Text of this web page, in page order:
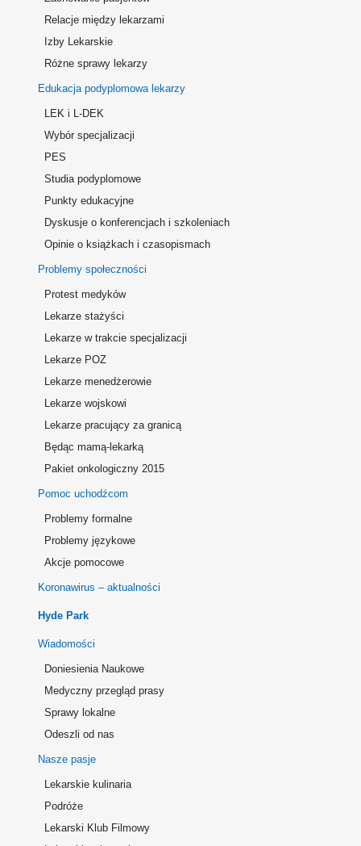
Relacje między lekarzami
Izby Lekarskie
Różne sprawy lekarzy
Edukacja podyplomowa lekarzy
LEK i L-DEK
Wybór specjalizacji
PES
Studia podyplomowe
Punkty edukacyjne
Dyskusje o konferencjach i szkoleniach
Opinie o książkach i czasopismach
Problemy społeczności
Protest medyków
Lekarze stażyści
Lekarze w trakcie specjalizacji
Lekarze POZ
Lekarze menedżerowie
Lekarze wojskowi
Lekarze pracujący za granicą
Będąc mamą-lekarką
Pakiet onkologiczny 2015
Pomoc uchodźcom
Problemy formalne
Problemy językowe
Akcje pomocowe
Koronawirus – aktualności
Hyde Park
Wiadomości
Doniesienia Naukowe
Medyczny przegląd prasy
Sprawy lokalne
Odeszli od nas
Nasze pasje
Lekarskie kulinaria
Podróże
Lekarski Klub Filmowy